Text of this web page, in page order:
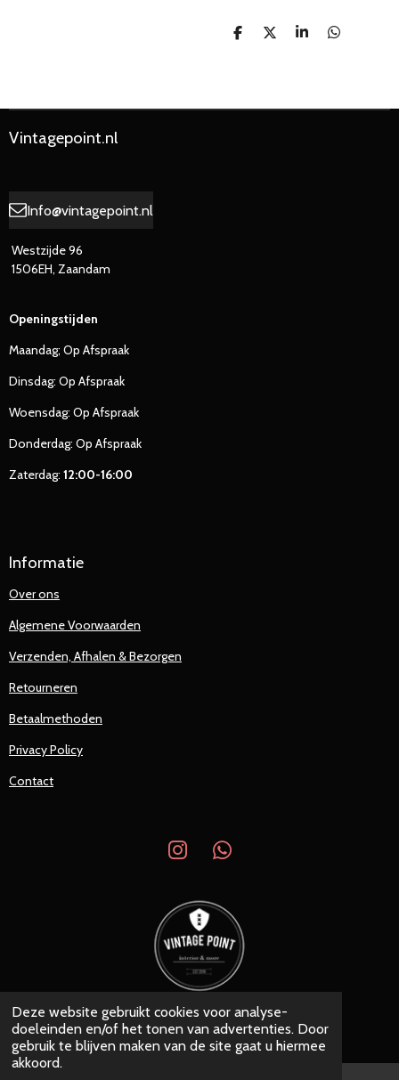
Deze website gebruikt cookies voor analyse-
doeleinden en/of het tonen van advertenties. Door
gebruik te blijven maken van de site gaat u hiermee
akkoord.
D
D
S
D
Vintagepoint.nl
Info@vintagepoint.nl
Westzijde 96
1506EH, Zaandam
Openingstijden
Maandag; Op Afspraak
Dinsdag: Op Afspraak
Woensdag: Op Afspraak
Donderdag: Op Afspraak
Zaterdag: 12:00-16:00
Informatie
Over ons
Algemene Voorwaarden
Verzenden, Afhalen & Bezorgen
Retourneren
Betaalmethoden
Privacy Policy
Contact
I
s
a
g
r
a
m
W
a
s
A
p
p
© 2019 - 2026 Vintage Point
Powered byJouwWeb